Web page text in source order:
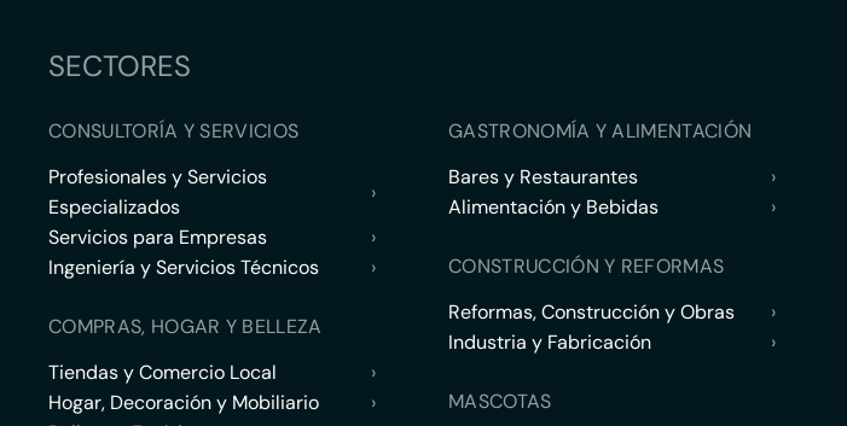
SECTORES
CONSULTORÍA Y SERVICIOS
Profesionales y Servicios
Especializados
›
Servicios para Empresas
›
Ingeniería y Servicios Técnicos
›
COMPRAS, HOGAR Y BELLEZA
Tiendas y Comercio Local
›
Hogar, Decoración y Mobiliario
›
GASTRONOMÍA Y ALIMENTACIÓN
Bares y Restaurantes
›
Alimentación y Bebidas
›
CONSTRUCCIÓN Y REFORMAS
Reformas, Construcción y Obras
›
Industria y Fabricación
›
MASCOTAS